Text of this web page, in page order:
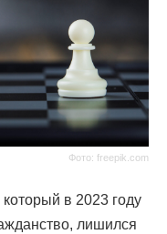
Фото: freepik.com
в 2023 году
лишился